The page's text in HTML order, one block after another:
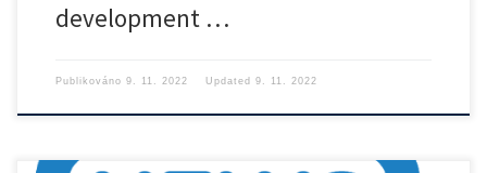
development …
Publikováno 9. 11. 2022 Updated 9. 11. 2022